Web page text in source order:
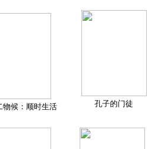
物候：顺时生活 孔子的门徒